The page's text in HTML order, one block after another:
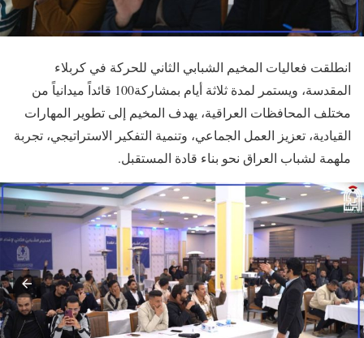
انطلقت فعاليات المخيم الشبابي الثاني للحركة في كربلاء
المقدسة، ويستمر لمدة ثلاثة أيام بمشاركة100 قائداً ميدانياً من
مختلف المحافظات العراقية، يهدف المخيم إلى تطوير المهارات
القيادية، تعزيز العمل الجماعي، وتنمية التفكير الاستراتيجي، تجربة
ملهمة لشباب العراق نحو بناء قادة المستقبل.